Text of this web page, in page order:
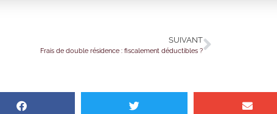
SUIVANT
Frais de double résidence : fiscalement déductibles ?